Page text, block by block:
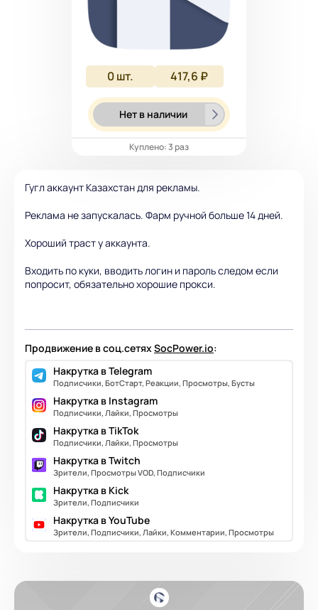
0шт. 417,6 ₽
Нет в наличии
Куплено: 3 раз
Гугл аккаунт Казахстан для рекламы.
Реклама не запускалась. Фарм ручной больше 14 дней.
Хороший траст у аккаунта.
Входить по куки, вводить логин и пароль следом если
попросит, обязательно хорошие прокси.
Продвижение в соц.сетяхSocPower.io:
Накрутка в Telegram
Подписчики, БотСтарт, Реакции, Просмотры, Бусты
Накрутка в Instagram
Подписчики, Лайки, Просмотры
Накрутка в TikTok
Подписчики, Лайки, Просмотры
Накрутка в Twitch
Зрители, Просмотры VOD, Подписчики
Накрутка в Kick
Зрители, Подписчики
Накрутка в YouTube
Зрители, Подписчики, Лайки, Комментарии, Просмотры